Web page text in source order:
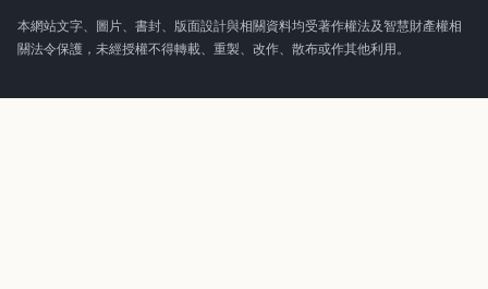
本網站文字、圖片、書封、版面設計與相關資料均受著作權法及智慧財產權相
關法令保護，未經授權不得轉載、重製、改作、散布或作其他利用。